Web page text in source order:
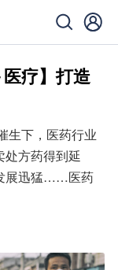
疗】打造
生下，医药行业
处方药得到延
展迅猛……医药